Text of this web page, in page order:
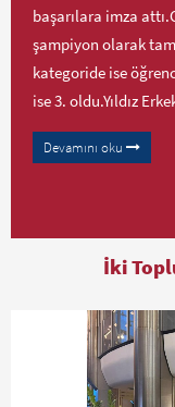
başarılara imza
şampiyon olarak
kategoride ise
ise 3. oldu.Yıldız
Devamını oku
İki